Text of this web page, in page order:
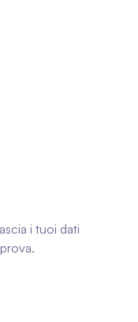
i tuoi dati